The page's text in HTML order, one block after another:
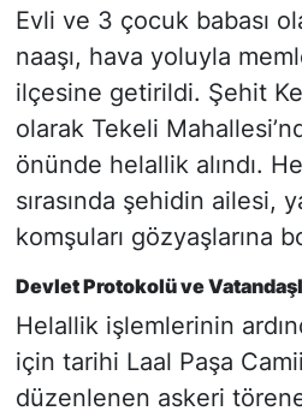
Evli ve 3 çocuk babası
naaşı, hava yoluyla
ilçesine getirildi. Şehit
olarak Tekeli
önünde helallik alındı.
sırasında şehidin ailesi,
komşuları gözyaşlarına
Devlet Protokolü ve
Helallik işlemlerinin
için tarihi Laal Paşa
düzenlenen askeri